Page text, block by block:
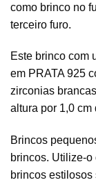
como brinco no
terceiro furo.
Este brinco com
em PRATA 925
zirconias
altura por 1,0 cm
Brincos
brincos. Utilize-
brincos estilosos